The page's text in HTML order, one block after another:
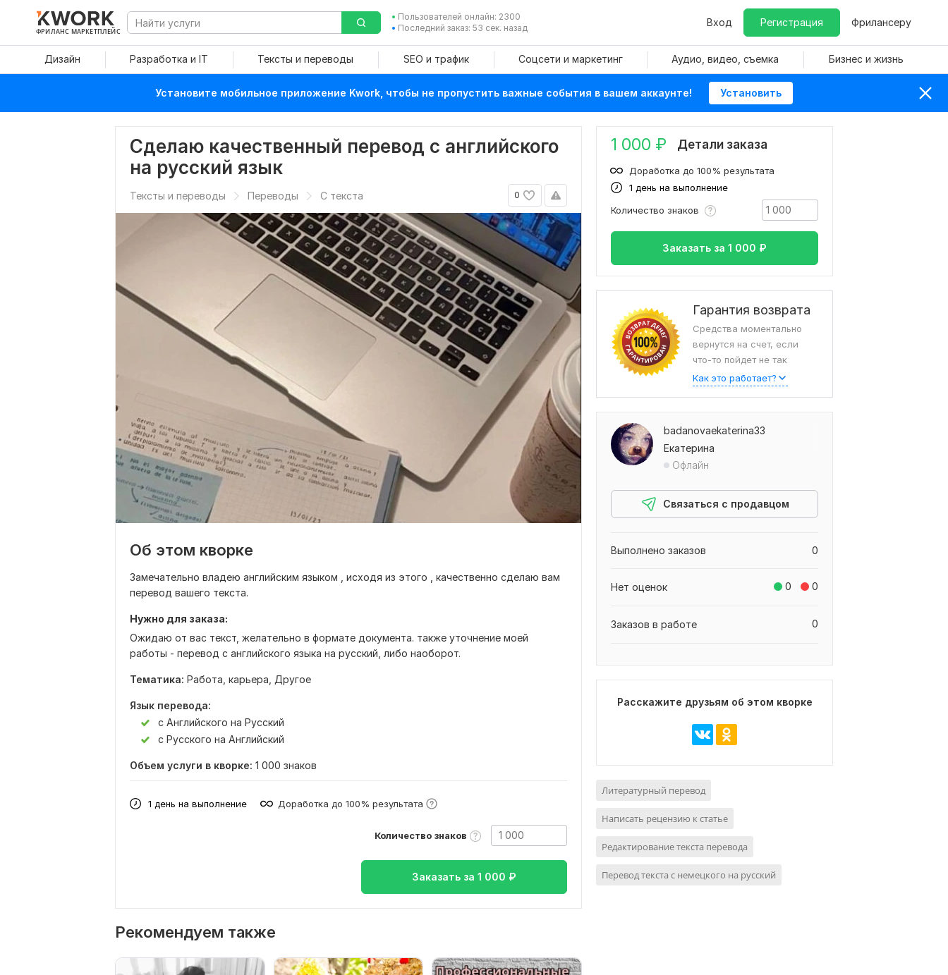
ФРИЛАНС МАРКЕТПЛЕЙС
Пользователей онлайн: 2300
Последний заказ: 53 сек. назад
Вход Регистрация Фрилансеру
Дизайн Разработка и IT Тексты и переводы SEO и трафик Соцсети и маркетинг Аудио, видео, съемка Бизнес и жизнь
Установите мобильное приложение Kwork, чтобы не пропустить важные события в вашем аккаунте! Установить
Сделаю качественный перевод с английского
на русский язык
0
Тексты и переводы Переводы С текста
Об этом кворке
Замечательно владею английским языком , исходя из этого , качественно сделаю вам
перевод вашего текста.
Нужно для заказа:
Ожидаю от вас текст, желательно в формате документа. также уточнение моей
работы - перевод с английского языка на русский, либо наоборот.
Тематика: Работа, карьера, Другое
Язык перевода:
с Английского на Русский
с Русского на Английский
Объем услуги в кворке: 1 000 знаков
1 день на выполнение Доработка до 100% результата
Количество знаков
Заказать за 1 000 ₽
Рекомендуем также
1 000 ₽ Детали заказа
1 день на выполнение
Доработка до 100% результата
Количество знаков
Заказать за 1 000 ₽
Гарантия возврата
Средства моментально
вернутся на счет, если
что-то пойдет не так
Как это работает?
badanovaekaterina33
Екатерина
Офлайн
Связаться с продавцом
0
Выполнено заказов
0 0
Нет оценок
0
Заказов в работе
Расскажите друзьям об этом кворке
Литературный перевод
Написать рецензию к статье
Редактирование текста перевода
Перевод текста с немецкого на русский